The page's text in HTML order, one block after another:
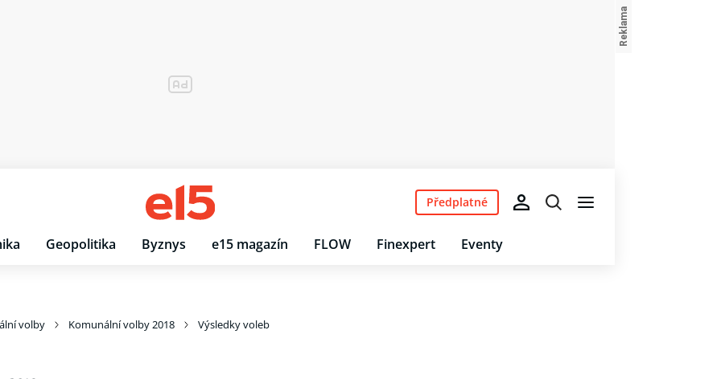
Geopolitika Byznys e15 magazín FLOW Finexpert Eventy
Předplatné
volby Komunální volby 2018 Výsledky voleb